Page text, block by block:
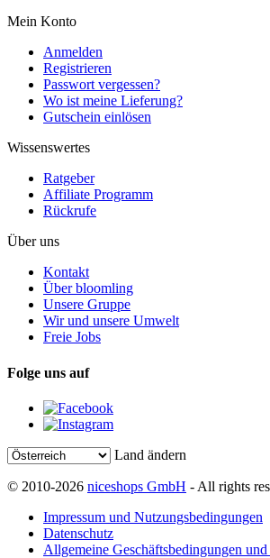
Mein Konto
Anmelden
Registrieren
Passwort vergessen?
Wo ist meine Lieferung?
Gutschein einlösen
Wissenswertes
Ratgeber
Affiliate Programm
Rückrufe
Über uns
Kontakt
Über bloomling
Unsere Gruppe
Wir und unsere Umwelt
Freie Jobs
Folge uns auf
Land ändern
© 2010-2026 niceshops GmbH - All rights
Impressum und Nutzungsbedingungen
Datenschutz
Allgemeine Geschäftsbedingungen